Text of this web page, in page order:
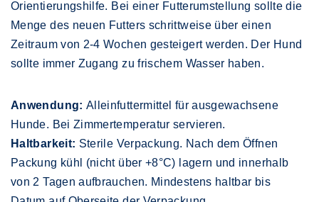
Orientierungshilfe. Bei einer Futterumstellung sollte die
Menge des neuen Futters schrittweise über einen
Zeitraum von 2-4 Wochen gesteigert werden. Der Hund
sollte immer Zugang zu frischem Wasser haben.
Anwendung: Alleinfuttermittel für ausgewachsene
Hunde. Bei Zimmertemperatur servieren.
Haltbarkeit: Sterile Verpackung. Nach dem Öffnen
Packung kühl (nicht über +8°C) lagern und innerhalb
von 2 Tagen aufbrauchen. Mindestens haltbar bis